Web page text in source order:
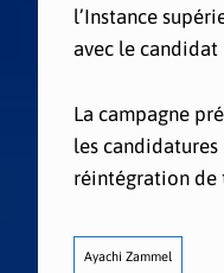
l’Instance
avec le candidat
La campagne
les
réintégration de
Ayachi Zammel